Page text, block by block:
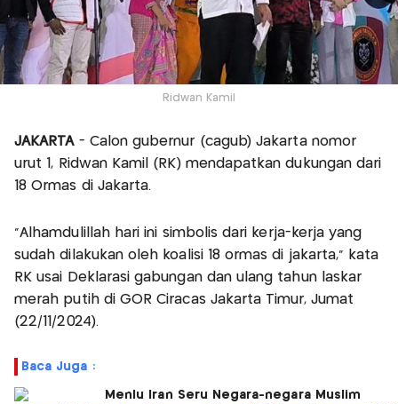
Ridwan Kamil
JAKARTA- Calon gubernur (cagub) Jakarta nomor
urut 1, Ridwan Kamil (RK) mendapatkan dukungan dari
18 Ormas di Jakarta.
"Alhamdulillah hari ini simbolis dari kerja-kerja yang
sudah dilakukan oleh koalisi 18 ormas di jakarta," kata
RK usai Deklarasi gabungan dan ulang tahun laskar
merah putih di GOR Ciracas Jakarta Timur, Jumat
(22/11/2024).
Baca Juga :
Menlu Iran Seru Negara-negara Muslim